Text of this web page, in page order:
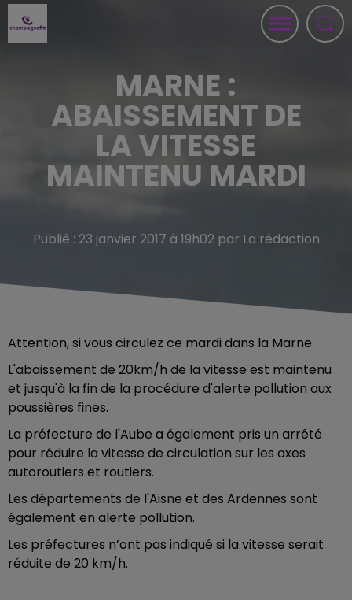
MARNE :
ABAISSEMENT DE
LA VITESSE
MAINTENU MARDI
Publié : 23 janvier 2017 à 19h02 par La rédaction
Attention, si vous circulez ce mardi dans la Marne.
L'abaissement de 20km/h de la vitesse est maintenu
et jusqu'à la fin de la procédure d'alerte pollution aux
poussières fines.
La préfecture de l'Aube a également pris un arrêté
pour réduire la vitesse de circulation sur les axes
autoroutiers et routiers.
Les départements de l'Aisne et des Ardennes sont
également en alerte pollution.
Les préfectures n’ont pas indiqué si la vitesse serait
réduite de 20 km/h.